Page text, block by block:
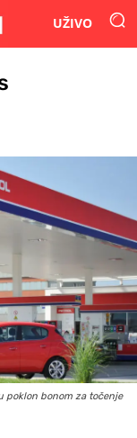
UŽIVO
poklon bonom za točenje